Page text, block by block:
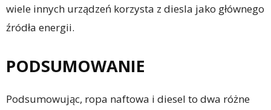
wiele innych urządzeń korzysta z diesla jako głównego
źródła energii.
PODSUMOWANIE
Podsumowując, ropa naftowa i diesel to dwa różne